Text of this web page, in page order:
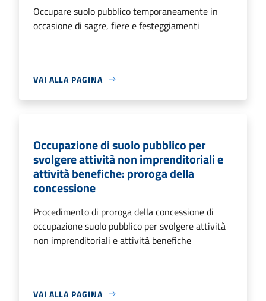
Occupare suolo pubblico temporaneamente in
occasione di sagre, fiere e festeggiamenti
VAI ALLA PAGINA
Occupazione di suolo pubblico per
svolgere attività non imprenditoriali e
attività benefiche: proroga della
concessione
Procedimento di proroga della concessione di
occupazione suolo pubblico per svolgere attività
non imprenditoriali e attività benefiche
VAI ALLA PAGINA